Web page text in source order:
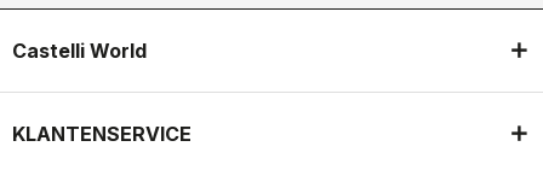
Castelli World
KLANTENSERVICE